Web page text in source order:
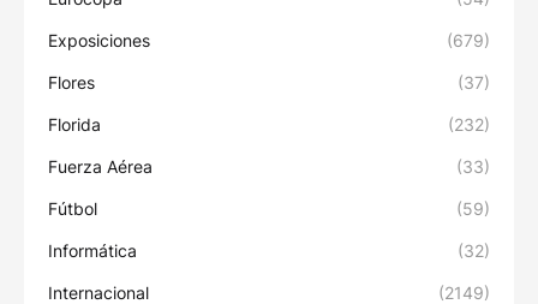
Exposiciones (679)
Flores (37)
Florida (232)
Fuerza Aérea (33)
Fútbol (59)
Informática (32)
Internacional (2149)